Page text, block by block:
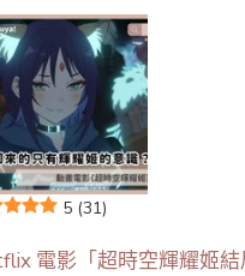
5 (31)
電影「超時空輝耀姬結